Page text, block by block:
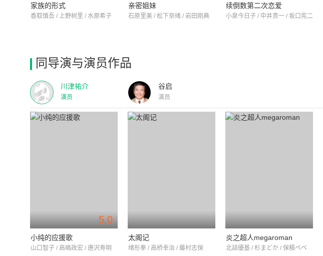
家族的形式
香取慎吾 / 上野树里 / 水原希子
亲密姐妹
石原里美 / 松下奈绪 / 岩田刚典
续倒数第二次恋爱
小泉今日子 / 中井贵一 / 坂口宪二
同导演与演员作品
川津祐介
演员
谷启
演员
5.0
小纯的应援歌
山口智子 / 高嶋政宏 / 唐沢寿明
太阁记
绪形拳 / 高桥幸治 / 藤村志保
炎之超人megaroman
北詰優基 / 杉まどか / 保積ペペ